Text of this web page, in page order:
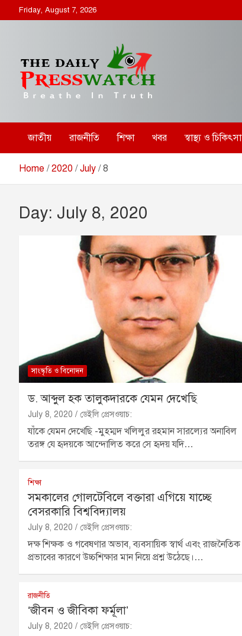
k
t
Friday, August 7, 2026
ডেইলি প্রেসওয়াচ
জাতীয় রাজনীতি শিক্ষা খবর স্বাস্থ্য ও চিকিৎসা
Home 2020 July 8
Day: July 8, 2020
সাংস্কৃতি ও বিনোদন
ড. আব্দুল হক তালুকদারকে যেমন দেখেছি
July 8, 2020 ডেইলি প্রেসওয়াচ:
যাঁকে যেমন দেখেছি -মুহম্মদ খলিলুর রহমান সারল্যের অনাবিল
তরঙ্গ যে হৃদয়কে আন্দোলিত করে সে হৃদয় যদি…
শিক্ষা
সমকালের গোলটেবিলে বক্তারা এগিয়ে যাচ্ছে
বেসরকারি বিশ্ববিদ্যালয়
July 8, 2020 ডেইলি প্রেসওয়াচ:
দক্ষ শিক্ষক ও গবেষণার অভাব, ব্যবসায়িক স্বার্থ এবং রাজনৈতিক
প্রভাবের কারণে উচ্চশিক্ষার মান নিয়ে প্রশ্ন উঠেছে।…
রাজনীতি
‘জীবন ও জীবিকা ফর্মূলা’
July 8, 2020 ডেইলি প্রেসওয়াচ: